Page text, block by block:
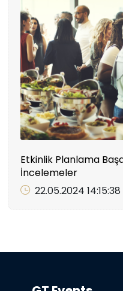
Etkinlik Planlama
İncelemeler
22.05.2024 14:15:38